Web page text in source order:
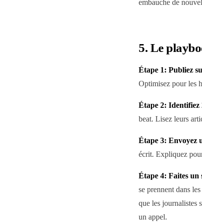
embauche de
5. Le
Étape 1: Publiez
Optimisez pour les
Étape 2: Identifiez
beat. Lisez leurs
Étape 3: Envoyez
écrit. Expliquez
Étape 4: Faites un
se prennent dans
que les journalistes
un appel.